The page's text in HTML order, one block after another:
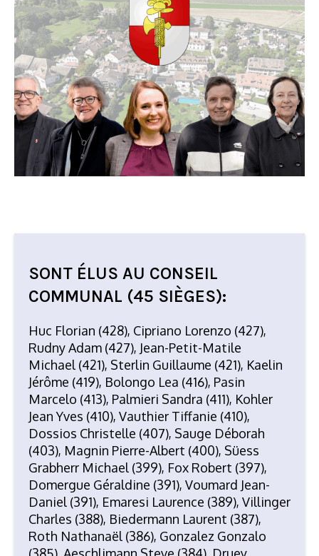
SONT ÉLUS AU CONSEIL
COMMUNAL (45 SIÈGES):
Huc Florian (428), Cipriano Lorenzo (427),
Rudny Adam (427), Jean-Petit-Matile
Michael (421), Sterlin Guillaume (421), Kaelin
Jérôme (419), Bolongo Lea (416), Pasin
Marcelo (413), Palmieri Sandra (411), Kohler
Jean Yves (410), Vauthier Tiffanie (410),
Dossios Christelle (407), Sauge Déborah
(403), Magnin Pierre-Albert (400), Süess
Grabherr Michael (399), Fox Robert (397),
Domergue Géraldine (391), Voumard Jean-
Daniel (391), Emaresi Laurence (389), Villinger
Charles (388), Biedermann Laurent (387),
Roth Nathanaël (386), Gonzalez Gonzalo